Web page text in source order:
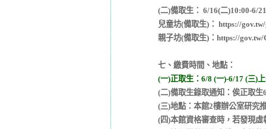
(二)備取生： 6/16(二)10:00-6/
兒童坊(備取生)： https://
親子坊(備取生)： https://
七、繳費時間、地點：
(一)正取生：6/8 (一)-6/17 (三)
(二)備取生錄取通知：俟正取
(三)地點：本館2樓辦公室研究
(四)本館資格審查時，若發現